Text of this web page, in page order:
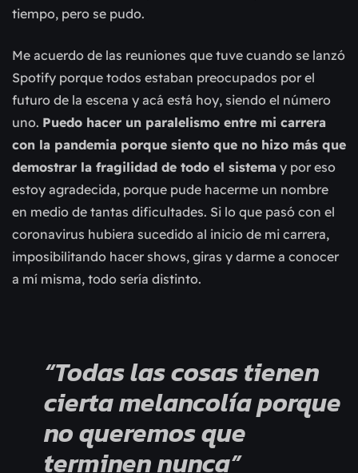
tiempo, pero se pudo.
Me acuerdo de las reuniones que tuve cuando se lanzó
Spotify porque todos estaban preocupados por el
futuro de la escena y acá está hoy, siendo el número
uno. Puedo hacer un paralelismo entre mi carrera
con la pandemia porque siento que no hizo más que
demostrar la fragilidad de todo el sistema y por eso
estoy agradecida, porque pude hacerme un nombre
en medio de tantas dificultades. Si lo que pasó con el
coronavirus hubiera sucedido al inicio de mi carrera,
imposibilitando hacer shows, giras y darme a conocer
a mí misma, todo sería distinto.
“Todas las cosas tienen
cierta melancolía porque
no queremos que
terminen nunca”